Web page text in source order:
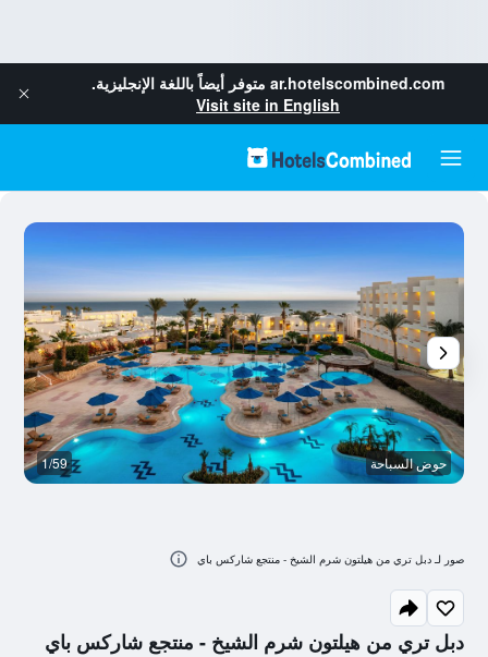
ar.hotelscombined.com متوفر أيضاً باللغة الإنجليزية.
Visit site in English
دبل تري من هيلتون شرم الشيخ - منتجع شاركس باي
حوض السباحة 1/59
صور لـ دبل تري من هيلتون شرم الشيخ - منتجع شاركس باي